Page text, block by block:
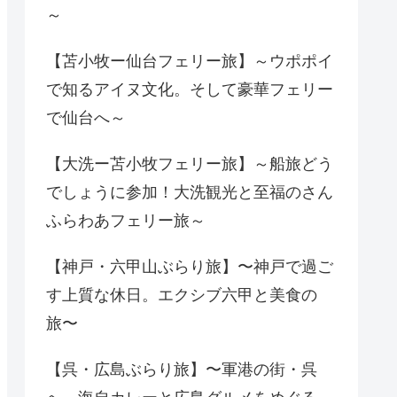
～
【苫小牧ー仙台フェリー旅】～ウポポイ
で知るアイヌ文化。そして豪華フェリー
で仙台へ～
【大洗ー苫小牧フェリー旅】～船旅どう
でしょうに参加！大洗観光と至福のさん
ふらわあフェリー旅～
【神戸・六甲山ぶらり旅】〜神戸で過ご
す上質な休日。エクシブ六甲と美食の
旅〜
【呉・広島ぶらり旅】〜軍港の街・呉